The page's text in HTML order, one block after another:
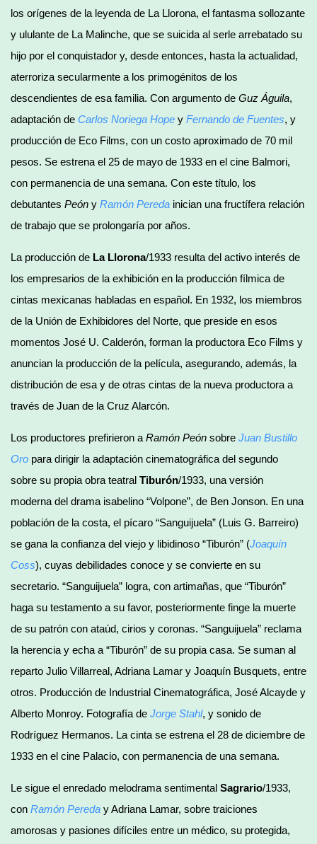
los orígenes de la leyenda de La Llorona, el fantasma sollozante
y ululante de La Malinche, que se suicida al serle arrebatado su
hijo por el conquistador y, desde entonces, hasta la actualidad,
aterroriza secularmente a los primogénitos de los
descendientes de esa familia. Con argumento de Guz Águila,
adaptación de Carlos Noriega Hope y Fernando de Fuentes, y
producción de Eco Films, con un costo aproximado de 70 mil
pesos. Se estrena el 25 de mayo de 1933 en el cine Balmori,
con permanencia de una semana. Con este título, los
debutantes Peón y Ramón Pereda inician una fructífera relación
de trabajo que se prolongaría por años.
La producción de La Llorona/1933 resulta del activo interés de
los empresarios de la exhibición en la producción fílmica de
cintas mexicanas habladas en español. En 1932, los miembros
de la Unión de Exhibidores del Norte, que preside en esos
momentos José U. Calderón, forman la productora Eco Films y
anuncian la producción de la película, asegurando, además, la
distribución de esa y de otras cintas de la nueva productora a
través de Juan de la Cruz Alarcón.
Los productores prefirieron a Ramón Peón sobre Juan Bustillo
Oro para dirigir la adaptación cinematográfica del segundo
sobre su propia obra teatral Tiburón/1933, una versión
moderna del drama isabelino “Volpone”, de Ben Jonson. En una
población de la costa, el pícaro “Sanguijuela” (Luis G. Barreiro)
se gana la confianza del viejo y libidinoso “Tiburón” (Joaquín
Coss), cuyas debilidades conoce y se convierte en su
secretario. “Sanguijuela” logra, con artimañas, que “Tiburón”
haga su testamento a su favor, posteriormente finge la muerte
de su patrón con ataúd, cirios y coronas. “Sanguijuela” reclama
la herencia y echa a “Tiburón” de su propia casa. Se suman al
reparto Julio Villarreal, Adriana Lamar y Joaquín Busquets, entre
otros. Producción de Industrial Cinematográfica, José Alcayde y
Alberto Monroy. Fotografía de Jorge Stahl, y sonido de
Rodríguez Hermanos. La cinta se estrena el 28 de diciembre de
1933 en el cine Palacio, con permanencia de una semana.
Le sigue el enredado melodrama sentimental Sagrario/1933,
con Ramón Pereda y Adriana Lamar, sobre traiciones
amorosas y pasiones difíciles entre un médico, su protegida,